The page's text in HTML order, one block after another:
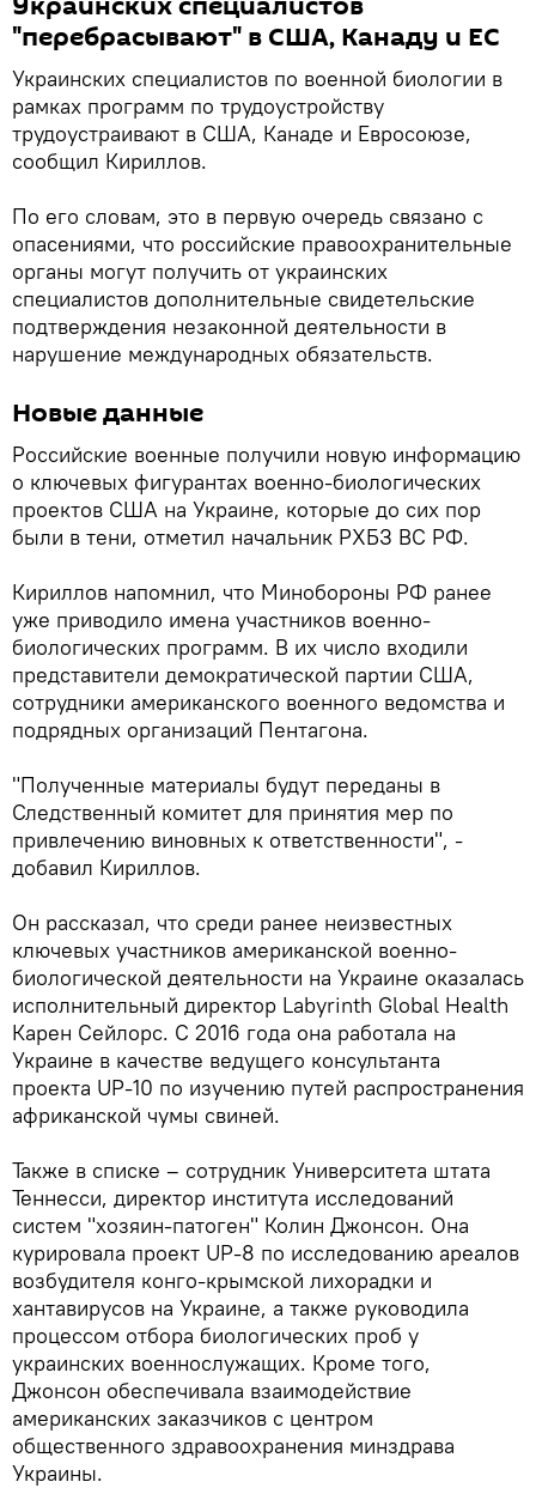
"перебрасывают" в США, Канаду и ЕС
Украинских специалистов по военной биологии в
рамках программ по трудоустройству
трудоустраивают в США, Канаде и Евросоюзе,
сообщил Кириллов.
По его словам, это в первую очередь связано с
опасениями, что российские правоохранительные
органы могут получить от украинских
специалистов дополнительные свидетельские
подтверждения незаконной деятельности в
нарушение международных обязательств.
Новые данные
Российские военные получили новую информацию
о ключевых фигурантах военно-биологических
проектов США на Украине, которые до сих пор
были в тени, отметил начальник РХБЗ ВС РФ.
Кириллов напомнил, что Минобороны РФ ранее
уже приводило имена участников военно-
биологических программ. В их число входили
представители демократической партии США,
сотрудники американского военного ведомства и
подрядных организаций Пентагона.
"Полученные материалы будут переданы в
Следственный комитет для принятия мер по
привлечению виновных к ответственности", -
добавил Кириллов.
Он рассказал, что среди ранее неизвестных
ключевых участников американской военно-
биологической деятельности на Украине оказалась
исполнительный директор Labyrinth Global Health
Карен Сейлорс. С 2016 года она работала на
Украине в качестве ведущего консультанта
проекта UP-10 по изучению путей распространения
африканской чумы свиней.
Также в списке – сотрудник Университета штата
Теннесси, директор института исследований
систем "хозяин-патоген" Колин Джонсон. Она
курировала проект UP-8 по исследованию ареалов
возбудителя конго-крымской лихорадки и
хантавирусов на Украине, а также руководила
процессом отбора биологических проб у
украинских военнослужащих. Кроме того,
Джонсон обеспечивала взаимодействие
американских заказчиков с центром
общественного здравоохранения минздрава
Украины.